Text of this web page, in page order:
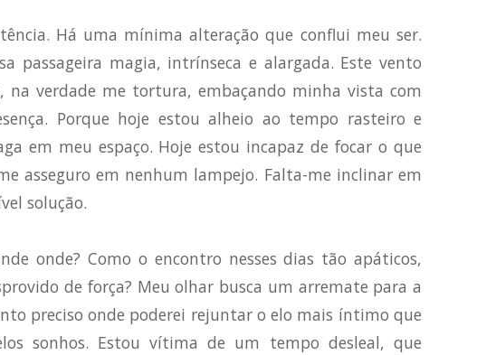
Há uma mínima alteração que conflui meu ser.
passageira magia, intrínseca e alargada. Este vento
na verdade me tortura, embaçando minha vista com
Porque hoje estou alheio ao tempo rasteiro e
em meu espaço. Hoje estou incapaz de focar o que
asseguro em nenhum lampejo. Falta-me inclinar em
solução.
onde? Como o encontro nesses dias tão apáticos,
de força? Meu olhar busca um arremate para a
preciso onde poderei rejuntar o elo mais íntimo que
sonhos. Estou vítima de um tempo desleal, que